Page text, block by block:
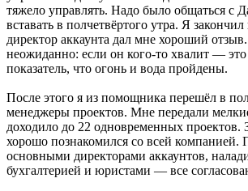
тяжело управлять. Надо было общаться с
вставать в полчетвёртого утра. Я
директор аккаунта дал мне хороший
неожиданно: если он кого-то хвалит — это
показатель, что огонь и вода пройдены.
После этого я из помощника перешёл в
менеджеры проектов. Мне передали
доходило до 22 одновременных проектов.
хорошо познакомился со всей компанией.
основными директорами аккаунтов,
бухгалтерией и юристами — все